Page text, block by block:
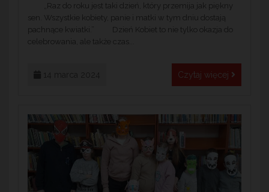
„Raz do roku jest taki dzień, który przemija jak piękny
sen. Wszystkie kobiety, panie i matki w tym dniu dostają
pachnące kwiatki.” Dzień Kobiet to nie tylko okazja do
celebrowania, ale także czas...
Czytaj więcej